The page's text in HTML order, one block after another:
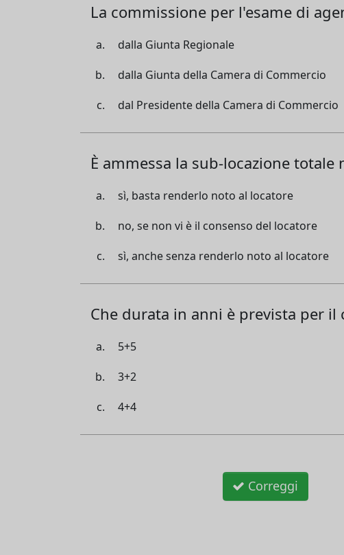
La commissione per l'esame di
dalla Giunta Regionale
dalla Giunta della Camera di Commercio
dal Presidente della Camera di Commercio
È ammessa la sub-locazione
sì, basta renderlo noto al locatore
no, se non vi è il consenso del locatore
sì, anche senza renderlo noto al locatore
Che durata in anni è prevista per
5+5
3+2
4+4
Correggi